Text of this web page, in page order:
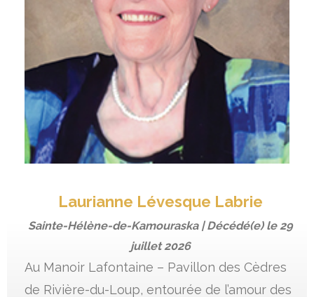
Laurianne Lévesque Labrie
Sainte-Hélène-de-Kamouraska | Décédé(e) le 29
juillet 2026
Au Manoir Lafontaine – Pavillon des Cèdres
de Rivière-du-Loup, entourée de l’amour des